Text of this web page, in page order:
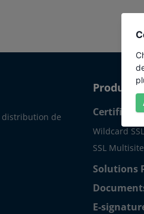
distribution de
Produits
Certificats
Wildcard SSL
SSL
Solutions
E-